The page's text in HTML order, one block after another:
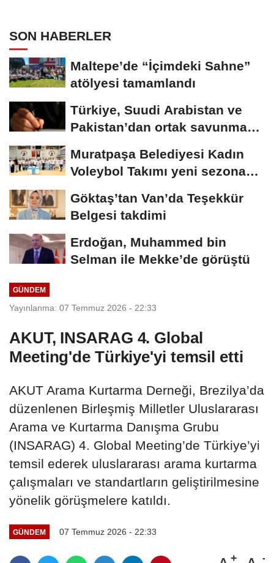
SON HABERLER
Maltepe’de “İçimdeki Sahne”
atölyesi tamamlandı
Türkiye, Suudi Arabistan ve
Pakistan’dan ortak savunma
Muratpaşa Belediyesi Kadın
Voleybol Takımı yeni sezona
Göktaş’tan Van’da Teşekkür
Belgesi takdimi
Erdoğan, Muhammed bin
Selman ile Mekke’de görüştü
GÜNDEM
Yayınlanma: 07 Temmuz 2026 - 22:33
AKUT, INSARAG 4. Global
Meeting'de Türkiye'yi temsil etti
AKUT Arama Kurtarma Derneği, Brezilya’da
düzenlenen Birleşmiş Milletler Uluslararası
Arama ve Kurtarma Danışma Grubu
(INSARAG) 4. Global Meeting’de Türkiye’yi
temsil ederek uluslararası arama kurtarma
çalışmaları ve standartların geliştirilmesine
yönelik görüşmelere katıldı.
GÜNDEM 07 Temmuz 2026 - 22:33